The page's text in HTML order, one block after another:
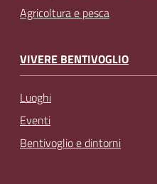
Agricoltura e pesca
VIVERE BENTIVOGLIO
Luoghi
Eventi
Bentivoglio e dintorni